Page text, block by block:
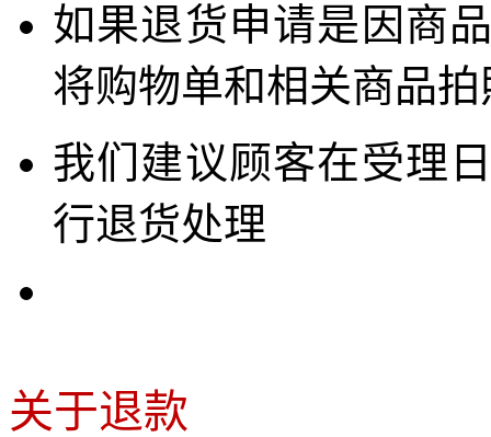
如果退货申请是因商
将购物单和相关商品
我们建议顾客在受理
行退货处理
关于退款